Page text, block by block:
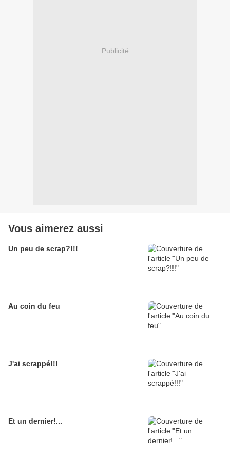
Publicité
Vous aimerez aussi
Un peu de scrap?!!!
Au coin du feu
J'ai scrappé!!!
Et un dernier!...